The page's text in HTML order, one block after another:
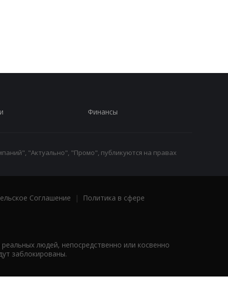
Финансы
"Актуально", "Промо", публикуются на правах
Соглашение |
Политика в сфере
людей, непосредственно или косвенно
заблокированы.